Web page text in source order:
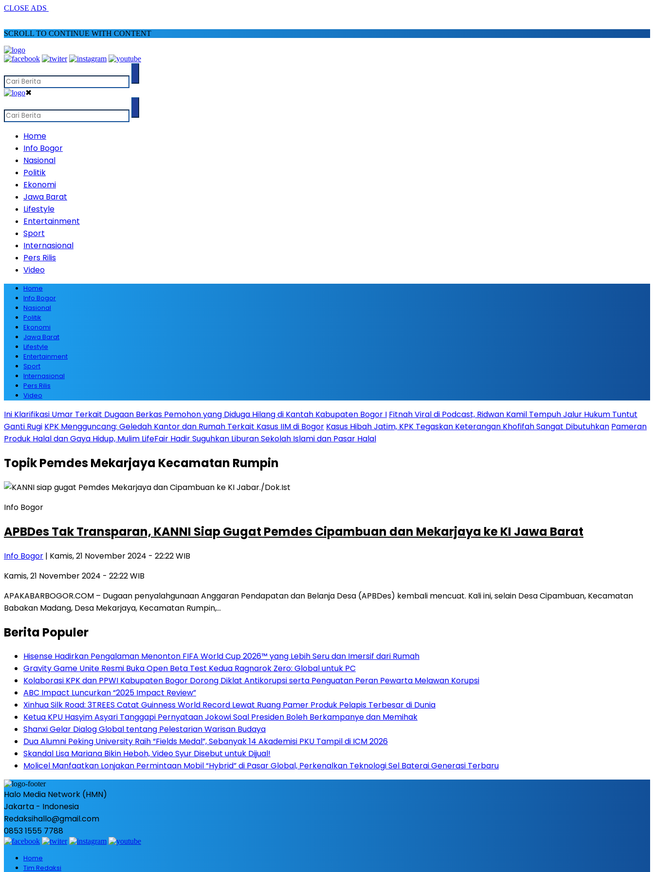
CLOSE ADS
SCROLL TO CONTINUE WITH CONTENT
✖
Home
Info Bogor
Nasional
Politik
Ekonomi
Jawa Barat
Lifestyle
Entertainment
Sport
Internasional
Pers Rilis
Video
Home
Info Bogor
Nasional
Politik
Ekonomi
Jawa Barat
Lifestyle
Entertainment
Sport
Internasional
Pers Rilis
Video
Ini Klarifikasi Umar Terkait Dugaan Berkas Pemohon yang Diduga Hilang di Kantah Kabupaten Bogor I Fitnah Viral di Podcast, Ridwan Kamil Tempuh Jalur Hukum Tuntut
Ganti Rugi KPK Mengguncang: Geledah Kantor dan Rumah Terkait Kasus IIM di Bogor Kasus Hibah Jatim, KPK Tegaskan Keterangan Khofifah Sangat Dibutuhkan Pameran
Produk Halal dan Gaya Hidup, Mulim LifeFair Hadir Suguhkan Liburan Sekolah Islami dan Pasar Halal
TopikPemdes Mekarjaya Kecamatan Rumpin
Info Bogor
APBDes Tak Transparan, KANNI Siap Gugat Pemdes Cipambuan dan Mekarjaya ke KI Jawa Barat
Info Bogor | Kamis, 21 November 2024 - 22:22 WIB
Kamis, 21 November 2024 - 22:22 WIB
APAKABARBOGOR.COM – Dugaan penyalahgunaan Anggaran Pendapatan dan Belanja Desa (APBDes) kembali mencuat. Kali ini, selain Desa Cipambuan, Kecamatan
Babakan Madang, Desa Mekarjaya, Kecamatan Rumpin,…
Berita Populer
Hisense Hadirkan Pengalaman Menonton FIFA World Cup 2026™ yang Lebih Seru dan Imersif dari Rumah
Gravity Game Unite Resmi Buka Open Beta Test Kedua Ragnarok Zero: Global untuk PC
Kolaborasi KPK dan PPWI Kabupaten Bogor Dorong Diklat Antikorupsi serta Penguatan Peran Pewarta Melawan Korupsi
ABC Impact Luncurkan “2025 Impact Review”
Xinhua Silk Road: 3TREES Catat Guinness World Record Lewat Ruang Pamer Produk Pelapis Terbesar di Dunia
Ketua KPU Hasyim Asyari Tanggapi Pernyataan Jokowi Soal Presiden Boleh Berkampanye dan Memihak
Shanxi Gelar Dialog Global tentang Pelestarian Warisan Budaya
Dua Alumni Peking University Raih “Fields Medal”, Sebanyak 14 Akademisi PKU Tampil di ICM 2026
Skandal Lisa Mariana Bikin Heboh, Video Syur Disebut untuk Dijual!
Molicel Manfaatkan Lonjakan Permintaan Mobil “Hybrid” di Pasar Global, Perkenalkan Teknologi Sel Baterai Generasi Terbaru
Halo Media Network (HMN)
Jakarta - Indonesia
Redaksihallo@gmail.com
0853 1555 7788
Home
Tim Redaksi